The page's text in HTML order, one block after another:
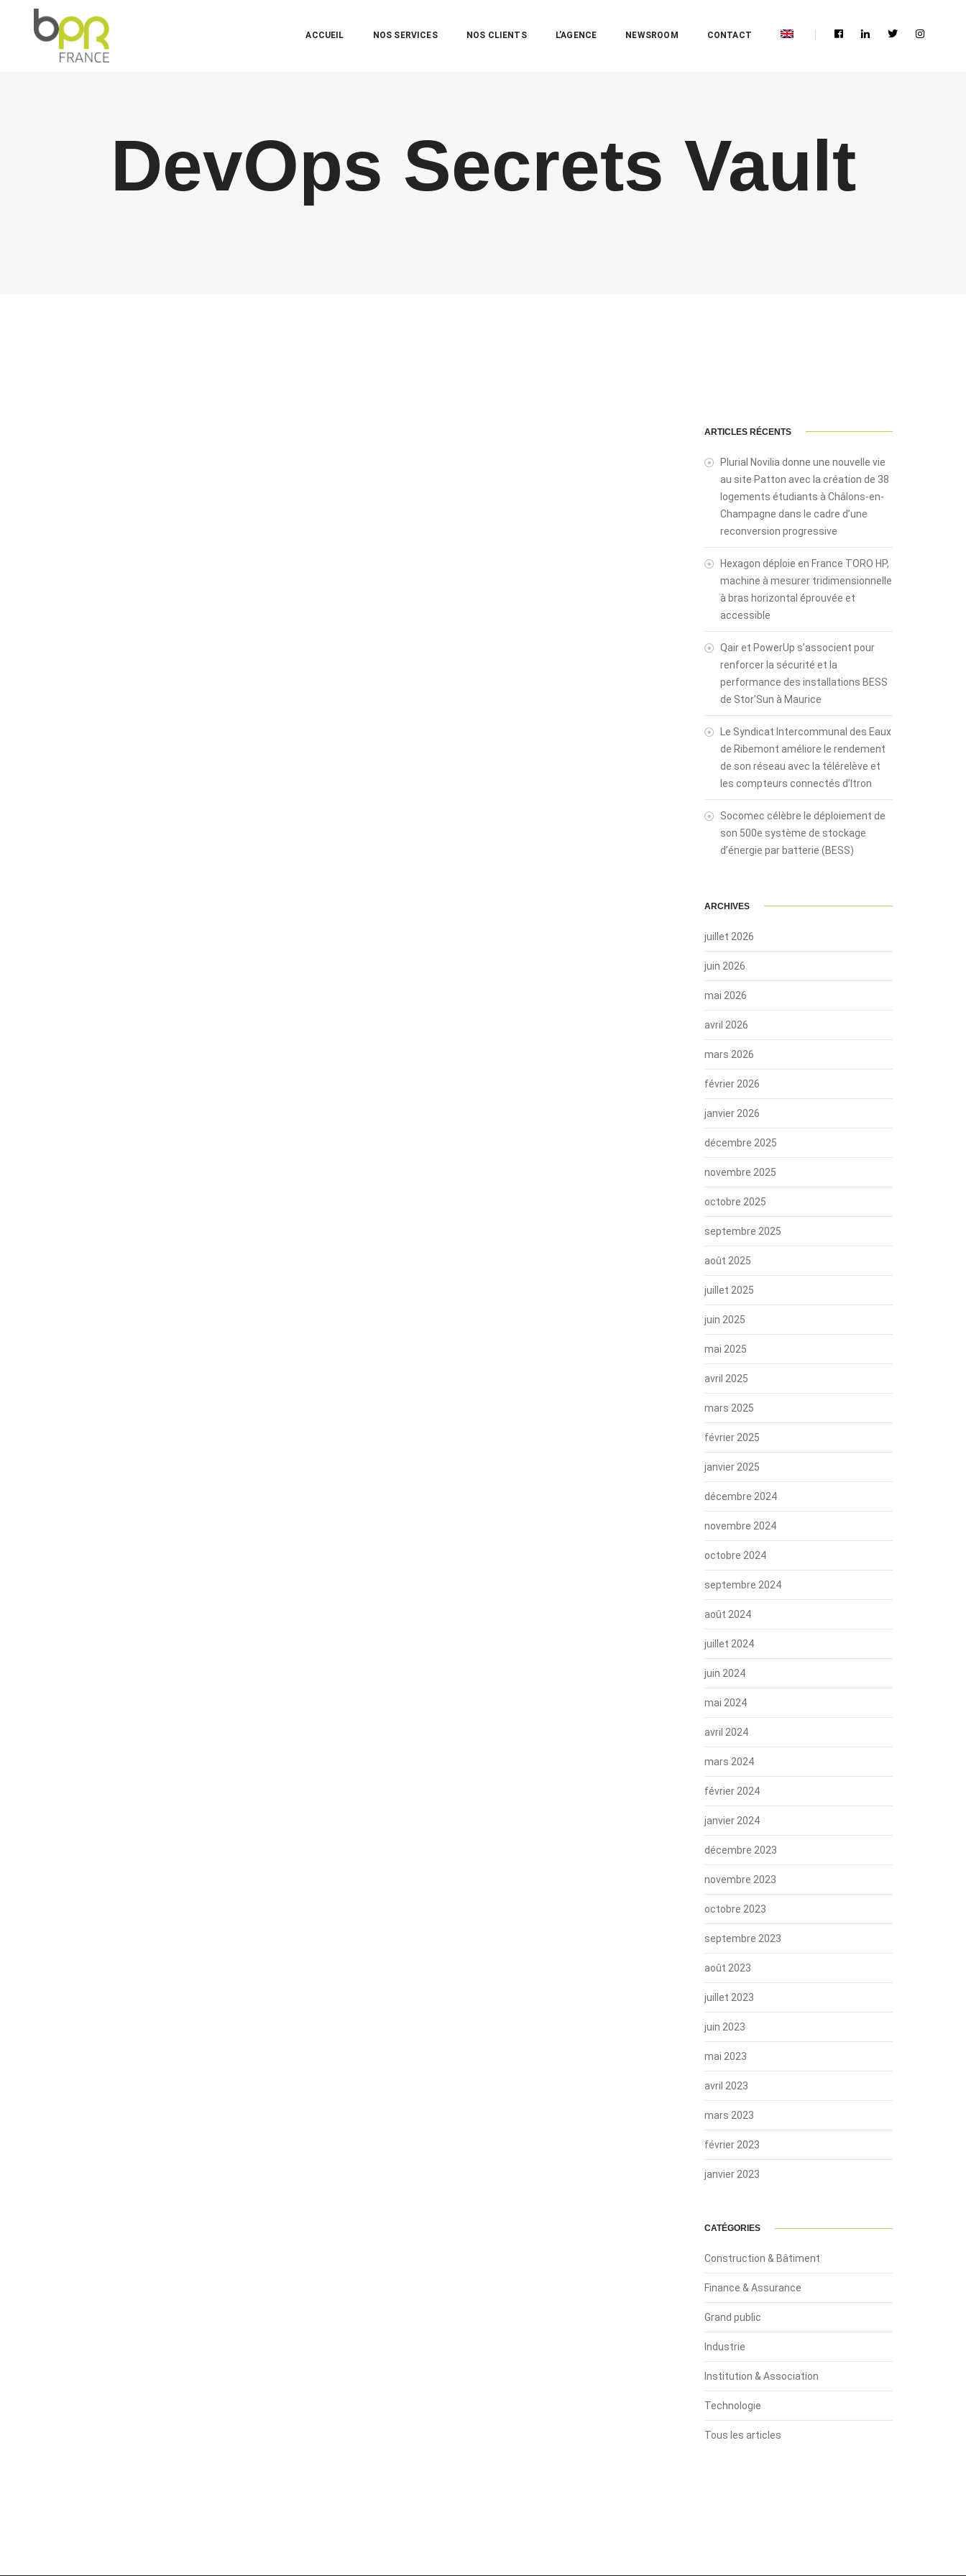
ACCUEIL NOS SERVICES NOS CLIENTS L’AGENCE NEWSROOM CONTACT
DevOps Secrets Vault
ARTICLES RÉCENTS
Plurial Novilia donne une nouvelle vie
au site Patton avec la création de 38
logements étudiants à Châlons-en-
Champagne dans le cadre d’une
reconversion progressive
Hexagon déploie en France TORO HP,
machine à mesurer tridimensionnelle
à bras horizontal éprouvée et
accessible
Qair et PowerUp s’associent pour
renforcer la sécurité et la
performance des installations BESS
de Stor’Sun à Maurice
Le Syndicat Intercommunal des Eaux
de Ribemont améliore le rendement
de son réseau avec la télérelève et
les compteurs connectés d’Itron
Socomec célèbre le déploiement de
son 500e système de stockage
d’énergie par batterie (BESS)
ARCHIVES
juillet 2026
juin 2026
mai 2026
avril 2026
mars 2026
février 2026
janvier 2026
décembre 2025
novembre 2025
octobre 2025
septembre 2025
août 2025
juillet 2025
juin 2025
mai 2025
avril 2025
mars 2025
février 2025
janvier 2025
décembre 2024
novembre 2024
octobre 2024
septembre 2024
août 2024
juillet 2024
juin 2024
mai 2024
avril 2024
mars 2024
février 2024
janvier 2024
décembre 2023
novembre 2023
octobre 2023
septembre 2023
août 2023
juillet 2023
juin 2023
mai 2023
avril 2023
mars 2023
février 2023
janvier 2023
CATÉGORIES
Construction & Bâtiment
Finance & Assurance
Grand public
Industrie
Institution & Association
Technologie
Tous les articles